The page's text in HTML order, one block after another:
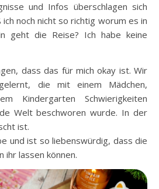
und Infos überschlagen sich
noch nicht so richtig worum es in
geht die Reise? Ich habe keine
dass das für mich okay ist. Wir
die mit einem Mädchen,
Kindergarten Schwierigkeiten
Welt beschworen wurde. In der
ist.
und ist so liebenswürdig, dass die
ihr lassen können.